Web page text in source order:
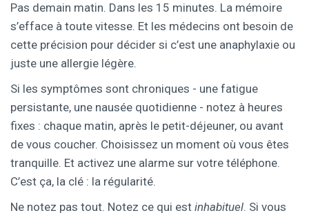
Pas demain matin. Dans les 15 minutes. La mémoire
s’efface à toute vitesse. Et les médecins ont besoin de
cette précision pour décider si c’est une anaphylaxie ou
juste une allergie légère.
Si les symptômes sont chroniques - une fatigue
persistante, une nausée quotidienne - notez à heures
fixes : chaque matin, après le petit-déjeuner, ou avant
de vous coucher. Choisissez un moment où vous êtes
tranquille. Et activez une alarme sur votre téléphone.
C’est ça, la clé : la régularité.
Ne notez pas tout. Notez ce qui est inhabituel. Si vous